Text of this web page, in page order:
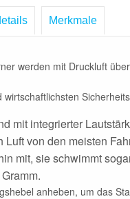
Merkmale
werden mit Druckluft
mit integrierter
von den meisten
mit, sie schwimmt
anheben, um das